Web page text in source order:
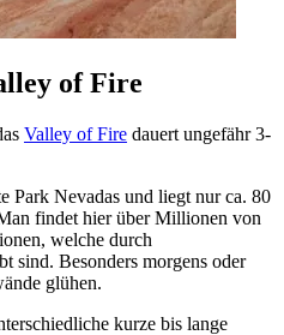
of Fire
Valley of Fire dauert ungefähr 3-
Park Nevadas und liegt nur ca. 80
findet hier über Millionen von
welche durch
sind. Besonders morgens oder
glühen.
kurze bis lange